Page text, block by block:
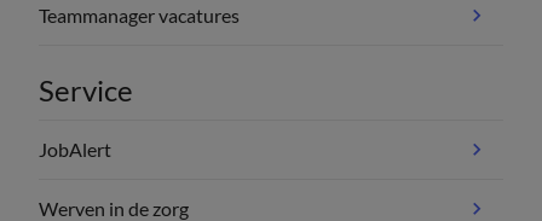
Teammanager vacatures
Service
JobAlert
Werven in de zorg